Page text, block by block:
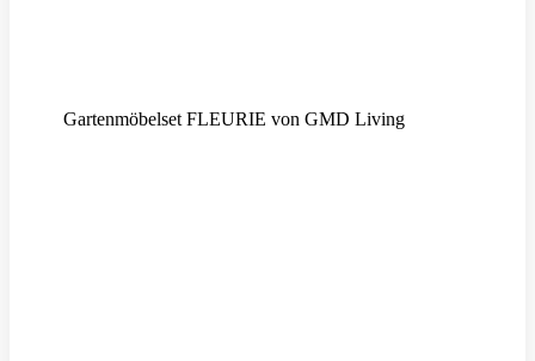
Gartenmöbelset FLEURIE von GMD Living